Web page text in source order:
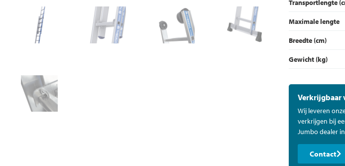
Transportlengte
Maximale lengte
Breedte (cm)
Gewicht (kg)
Verkrijgbaar
Wij leveren
verkrijgen bij
Jumbo dealer
Contact